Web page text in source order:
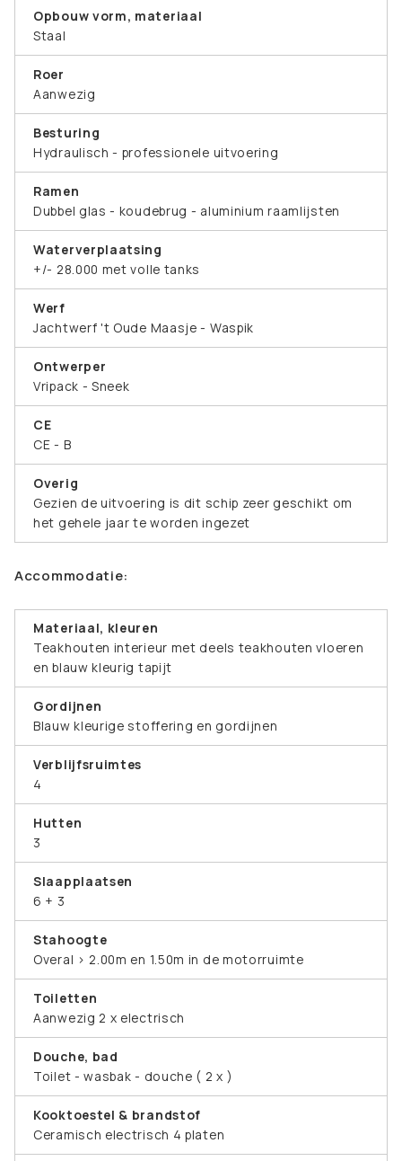
Opbouw vorm, materiaal
Staal
Roer
Aanwezig
Besturing
Hydraulisch - professionele uitvoering
Ramen
Dubbel glas - koudebrug - aluminium raamlijsten
Waterverplaatsing
+/- 28.000 met volle tanks
Werf
Jachtwerf 't Oude Maasje - Waspik
Ontwerper
Vripack - Sneek
CE
CE - B
Overig
Gezien de uitvoering is dit schip zeer geschikt om
het gehele jaar te worden ingezet
Accommodatie:
Materiaal, kleuren
Teakhouten interieur met deels teakhouten vloeren
en blauw kleurig tapijt
Gordijnen
Blauw kleurige stoffering en gordijnen
Verblijfsruimtes
4
Hutten
3
Slaapplaatsen
6 + 3
Stahoogte
Overal > 2.00m en 1.50m in de motorruimte
Toiletten
Aanwezig 2 x electrisch
Douche, bad
Toilet - wasbak - douche ( 2 x )
Kooktoestel & brandstof
Ceramisch electrisch 4 platen